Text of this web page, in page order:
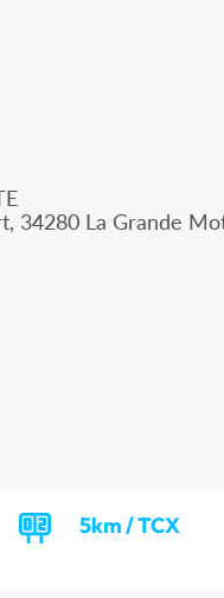
34280 La Grande
5km / TCX